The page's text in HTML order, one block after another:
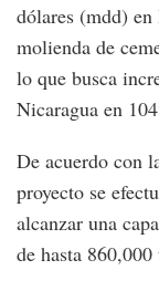
dólares (mdd)
molienda de
lo que busca
Nicaragua en
De acuerdo con
proyecto se
alcanzar una
de hasta